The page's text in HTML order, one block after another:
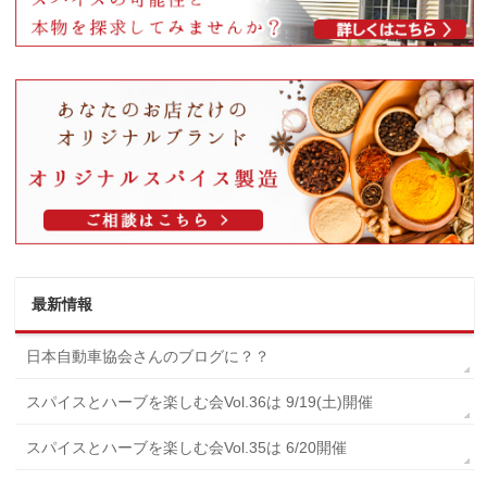
最新情報
日本自動車協会さんのブログに？？
スパイスとハーブを楽しむ会Vol.36は 9/19(土)開催
スパイスとハーブを楽しむ会Vol.35は 6/20開催